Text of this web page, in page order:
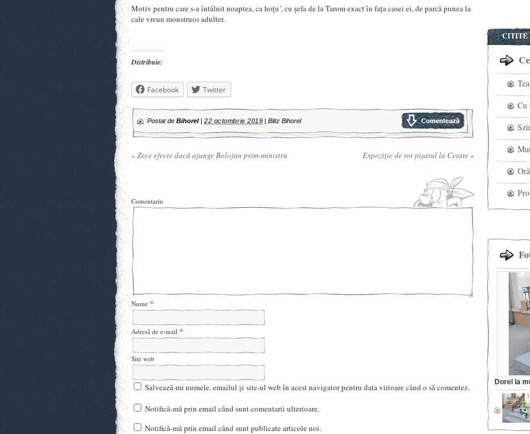
Motiv pentru care s-a întâlnit noaptea, ca hoțu’, cu șefa de la Tarom exact în fața casei ei, de parcă punea la
cale vreun monstruos adulter.
Distribuie:
Facebook Twitter
Postat de Bihorel| 22 octombrie 2019 |Blitz Bihorel
« Zece efecte dacă ajunge Bolojan prim-ministru Expoziție de tot pişatul la Cetate»
Comentariu
Nume *
Adresă de e-mail *
Site web
Salvează-mi numele, emailul și site-ul web în acest navigator pentru data viitoare când o să comentez.
Notifică-mă prin email când sunt comentarii ulterioare.
Notifică-mă prin email când sunt publicate articole noi.
CITITE
Cu
Dorel la
din